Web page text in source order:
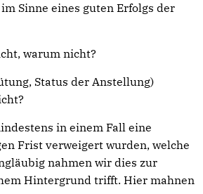
Sinne eines guten Erfolgs der
warum nicht?
Status der Anstellung)
in einem Fall eine
Frist verweigert wurden, welche
nahmen wir dies zur
Hintergrund trifft. Hier mahnen